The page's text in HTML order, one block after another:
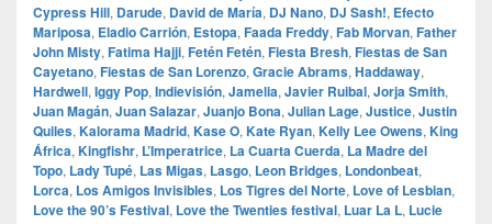
Cypress Hill, Darude, David de María, DJ Nano, DJ Sash!, Efecto
Mariposa, Eladio Carrión, Estopa, Faada Freddy, Fab Morvan, Father
John Misty, Fatima Hajji, Fetén Fetén, Fiesta Bresh, Fiestas de San
Cayetano, Fiestas de San Lorenzo, Gracie Abrams, Haddaway,
Hardwell, Iggy Pop, Indievisión, Jamelia, Javier Ruibal, Jorja Smith,
Juan Magán, Juan Salazar, Juanjo Bona, Julian Lage, Justice, Justin
Quiles, Kalorama Madrid, Kase O, Kate Ryan, Kelly Lee Owens, King
África, Kingfishr, L’Imperatrice, La Cuarta Cuerda, La Madre del
Topo, Lady Tupé, Las Migas, Lasgo, Leon Bridges, Londonbeat,
Lorca, Los Amigos Invisibles, Los Tigres del Norte, Love of Lesbian,
Love the 90’s Festival, Love the Twenties festival, Luar La L, Lucie